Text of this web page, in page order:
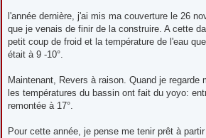
g
l'année dernière, j'ai mis ma couverture le 26
que je venais de finir de la construire. A cette
petit coup de froid et la température de l'eau
était à 9 -10°.
Maintenant, Revers à raison. Quand je regarde
les températures du bassin ont fait du yoyo:
remontée à 17°.
Pour cette année, je pense me tenir prêt à